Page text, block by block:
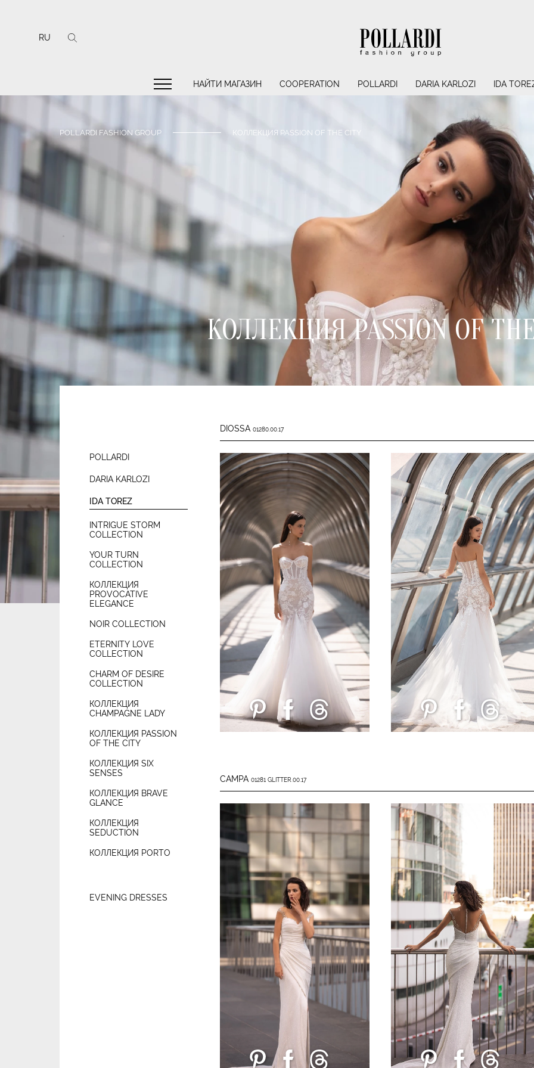
RU
НАЙТИ МАГАЗИН COOPERATION POLLARDI DARIA KARLOZI IDA
POLLARDI FASHION GROUP КОЛЛЕКЦИЯ PASSION OF THE CITY
КОЛЛЕКЦИЯ PASSION OF
POLLARDI
DARIA KARLOZI
IDA TOREZ
INTRIGUE STORM
COLLECTION
YOUR TURN
COLLECTION
КОЛЛЕКЦИЯ
PROVOCATIVE
ELEGANCE
NOIR COLLECTION
ETERNITY LOVE
COLLECTION
CHARM OF DESIRE
COLLECTION
КОЛЛЕКЦИЯ
CHAMPAGNE LADY
КОЛЛЕКЦИЯ PASSION
OF THE CITY
КОЛЛЕКЦИЯ SIX
SENSES
КОЛЛЕКЦИЯ BRAVE
GLANCE
КОЛЛЕКЦИЯ
SEDUCTION
КОЛЛЕКЦИЯ PORTO
EVENING DRESSES
DIOSSA 01280.00.17
CAMPA 01281 GLITTER.00.17